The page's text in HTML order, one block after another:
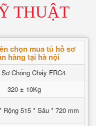
THUẬT
chọn mua tủ hồ sơ
hàng tại hà nội
Chống Cháy FRC4
320 ± 10Kg
Rộng 515 * Sâu * 720 mm